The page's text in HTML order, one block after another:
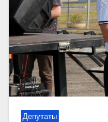
Депутаты